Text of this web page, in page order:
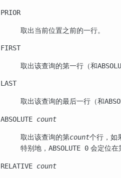
PRIOR
取出当前位置之前的一行。
FIRST
取出该查询的第一行（和
LAST
取出该查询的最后一行（和
ABSOLUTE count
取出该查询的第count个行，如
特别地， ABSOLUTE 0 会定位在
RELATIVE count